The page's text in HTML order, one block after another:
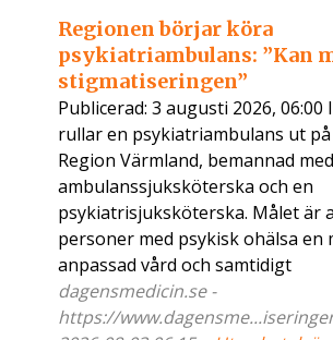
Regionen börjar köra
psykiatriambulans: ”Kan
stigmatiseringen”
Publicerad: 3 augusti 2026,
rullar en psykiatriambulans ut
Region Värmland, bemannad
ambulanssjuksköterska och en
psykiatrisjuksköterska. Målet är
personer med psykisk ohälsa en
anpassad vård och samtidigt
dagensmedicin.se -
https://